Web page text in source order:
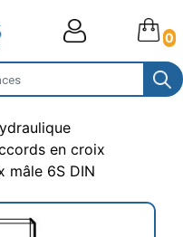
0
en croix
mâle 6S DIN